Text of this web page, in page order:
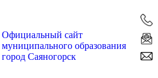
Официальный сайт
муниципального образования
город Саяногорск